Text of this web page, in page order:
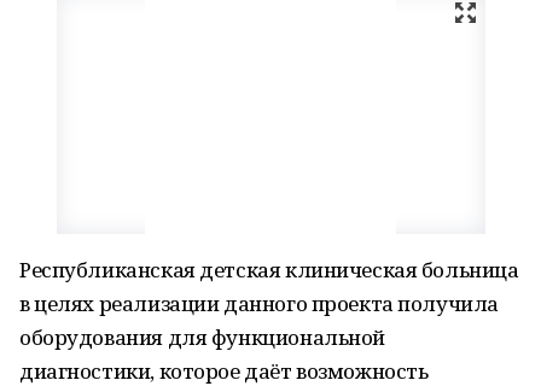
Республиканская детская клиническая больница
в целях реализации данного проекта получила
оборудования для функциональной
диагностики, которое даёт возможность